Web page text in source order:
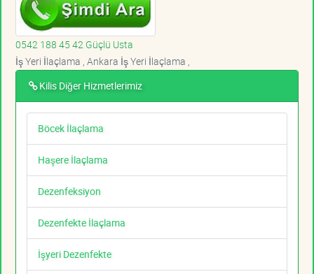
0542 188 45 42 Güçlü Usta
İş Yeri İlaçlama , Ankara İş Yeri İlaçlama ,
Kilis Diğer Hizmetlerimiz
Böcek İlaçlama
Haşere İlaçlama
Dezenfeksiyon
Dezenfekte İlaçlama
İşyeri Dezenfekte